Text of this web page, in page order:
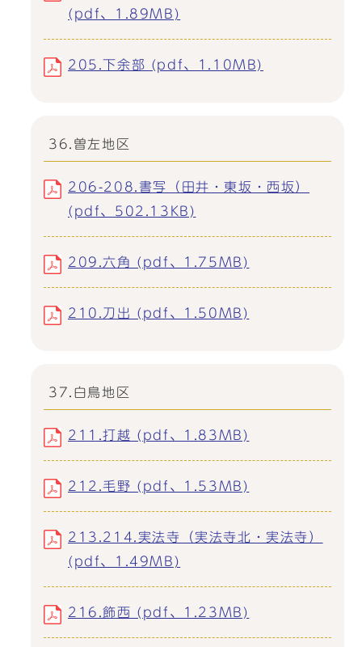
(pdf、1.89MB)
205.下余部 (pdf、1.10MB)
36.曽左地区
206-208.書写（田井・東坂・西坂）
(pdf、502.13KB)
209.六角 (pdf、1.75MB)
210.刀出 (pdf、1.50MB)
37.白鳥地区
211.打越 (pdf、1.83MB)
212.毛野 (pdf、1.53MB)
213.214.実法寺（実法寺北・実法寺）
(pdf、1.49MB)
216.飾西 (pdf、1.23MB)